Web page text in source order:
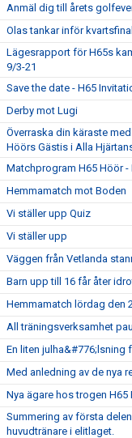
Anmäl dig till årets
Olas tankar inför
Lägesrapport för H65s
9/3-21
Save the date - H65
Derby mot Lugi
Överraska din käraste
Höörs Gästis i Alla
Matchprogram H65 Höör -
Hemmamatch mot Boden
Vi ställer upp Quiz
Vi ställer upp
Väggen från Vetlanda
Barn upp till 16 får åter
Hemmamatch lördag den
All träningsverksamhet
En liten
Med anledning av de nya
Nya ägare hos trogen
Summering av första
huvudtränare i elitlaget.